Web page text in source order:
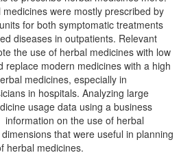
were mostly prescribed by
for both symptomatic treatments
diseases in outpatients. Relevant
the use of herbal medicines with low
replace modern medicines with a high
medicines, especially in
in hospitals. Analyzing large
usage data using a business
on the use of herbal
that were useful in planning
herbal medicines.